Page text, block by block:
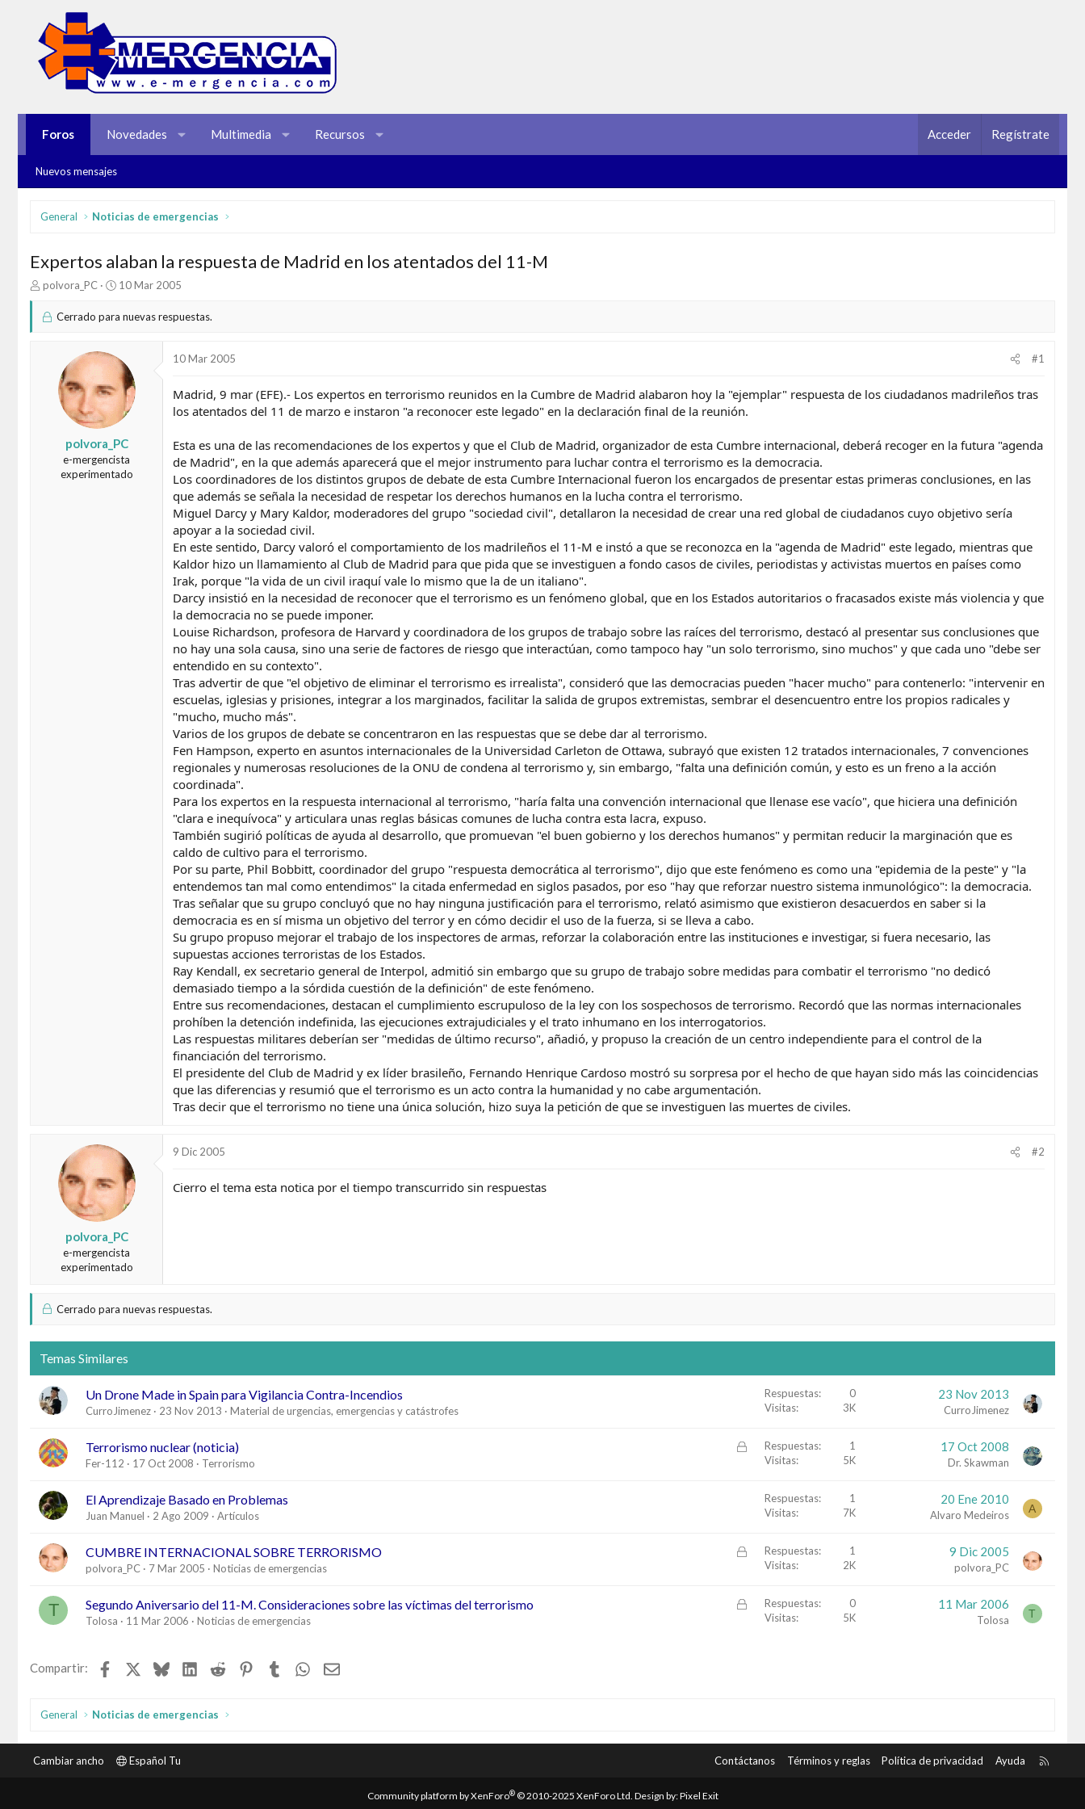
Foros Novedades Multimedia Recursos Acceder Regístrate
Nuevos mensajes
General Noticias de emergencias
Expertos alaban la respuesta de Madrid en los atentados del 11-M
I
i
polvora_PC
F
c
d
e
i
i
o
10 Mar 2005
Cerrado para nuevas respuestas.
polvora_PC
e-mergencista
experimentado
10 Mar 2005 #1
Madrid, 9 mar (EFE).- Los expertos en terrorismo reunidos en la Cumbre de Madrid alabaron hoy la "ejemplar" respuesta de los ciudadanos madrileños tras
los atentados del 11 de marzo e instaron "a reconocer este legado" en la declaración final de la reunión.
Esta es una de las recomendaciones de los expertos y que el Club de Madrid, organizador de esta Cumbre internacional, deberá recoger en la futura "agenda
de Madrid", en la que además aparecerá que el mejor instrumento para luchar contra el terrorismo es la democracia.
Los coordinadores de los distintos grupos de debate de esta Cumbre Internacional fueron los encargados de presentar estas primeras conclusiones, en las
que además se señala la necesidad de respetar los derechos humanos en la lucha contra el terrorismo.
Miguel Darcy y Mary Kaldor, moderadores del grupo "sociedad civil", detallaron la necesidad de crear una red global de ciudadanos cuyo objetivo sería
apoyar a la sociedad civil.
En este sentido, Darcy valoró el comportamiento de los madrileños el 11-M e instó a que se reconozca en la "agenda de Madrid" este legado, mientras que
Kaldor hizo un llamamiento al Club de Madrid para que pida que se investiguen a fondo casos de civiles, periodistas y activistas muertos en países como
Irak, porque "la vida de un civil iraquí vale lo mismo que la de un italiano".
Darcy insistió en la necesidad de reconocer que el terrorismo es un fenómeno global, que en los Estados autoritarios o fracasados existe más violencia y que
la democracia no se puede imponer.
Louise Richardson, profesora de Harvard y coordinadora de los grupos de trabajo sobre las raíces del terrorismo, destacó al presentar sus conclusiones que
no hay una sola causa, sino una serie de factores de riesgo que interactúan, como tampoco hay "un solo terrorismo, sino muchos" y que cada uno "debe ser
entendido en su contexto".
Tras advertir de que "el objetivo de eliminar el terrorismo es irrealista", consideró que las democracias pueden "hacer mucho" para contenerlo: "intervenir en
escuelas, iglesias y prisiones, integrar a los marginados, facilitar la salida de grupos extremistas, sembrar el desencuentro entre los propios radicales y
"mucho, mucho más".
Varios de los grupos de debate se concentraron en las respuestas que se debe dar al terrorismo.
Fen Hampson, experto en asuntos internacionales de la Universidad Carleton de Ottawa, subrayó que existen 12 tratados internacionales, 7 convenciones
regionales y numerosas resoluciones de la ONU de condena al terrorismo y, sin embargo, "falta una definición común, y esto es un freno a la acción
coordinada".
Para los expertos en la respuesta internacional al terrorismo, "haría falta una convención internacional que llenase ese vacío", que hiciera una definición
"clara e inequívoca" y articulara unas reglas básicas comunes de lucha contra esta lacra, expuso.
También sugirió políticas de ayuda al desarrollo, que promuevan "el buen gobierno y los derechos humanos" y permitan reducir la marginación que es
caldo de cultivo para el terrorismo.
Por su parte, Phil Bobbitt, coordinador del grupo "respuesta democrática al terrorismo", dijo que este fenómeno es como una "epidemia de la peste" y "la
entendemos tan mal como entendimos" la citada enfermedad en siglos pasados, por eso "hay que reforzar nuestro sistema inmunológico": la democracia.
Tras señalar que su grupo concluyó que no hay ninguna justificación para el terrorismo, relató asimismo que existieron desacuerdos en saber si la
democracia es en sí misma un objetivo del terror y en cómo decidir el uso de la fuerza, si se lleva a cabo.
Su grupo propuso mejorar el trabajo de los inspectores de armas, reforzar la colaboración entre las instituciones e investigar, si fuera necesario, las
supuestas acciones terroristas de los Estados.
Ray Kendall, ex secretario general de Interpol, admitió sin embargo que su grupo de trabajo sobre medidas para combatir el terrorismo "no dedicó
demasiado tiempo a la sórdida cuestión de la definición" de este fenómeno.
Entre sus recomendaciones, destacan el cumplimiento escrupuloso de la ley con los sospechosos de terrorismo. Recordó que las normas internacionales
prohíben la detención indefinida, las ejecuciones extrajudiciales y el trato inhumano en los interrogatorios.
Las respuestas militares deberían ser "medidas de último recurso", añadió, y propuso la creación de un centro independiente para el control de la
financiación del terrorismo.
El presidente del Club de Madrid y ex líder brasileño, Fernando Henrique Cardoso mostró su sorpresa por el hecho de que hayan sido más las coincidencias
que las diferencias y resumió que el terrorismo es un acto contra la humanidad y no cabe argumentación.
Tras decir que el terrorismo no tiene una única solución, hizo suya la petición de que se investiguen las muertes de civiles.
polvora_PC
e-mergencista
experimentado
9 Dic 2005 #2
Cierro el tema esta notica por el tiempo transcurrido sin respuestas
Cerrado para nuevas respuestas.
Temas Similares
Un Drone Made in Spain para Vigilancia Contra-Incendios
CurroJimenez 23 Nov 2013 Material de urgencias, emergencias y catástrofes
Respuestas
0
Visitas
3K
23 Nov 2013
CurroJimenez
C
Terrorismo nuclear (noticia)
Fer-112 17 Oct 2008 Terrorismo
Respuestas
1
Visitas
5K
17 Oct 2008
Dr. Skawman
El Aprendizaje Basado en Problemas
Juan Manuel 2 Ago 2009 Artículos
Respuestas
1
Visitas
7K
20 Ene 2010
Alvaro Medeiros A
C
r
CUMBRE INTERNACIONAL SOBRE TERRORISMO
polvora_PC 7 Mar 2005 Noticias de emergencias
Respuestas
1
Visitas
2K
9 Dic 2005
polvora_PC
T
C
Segundo Aniversario del 11-M. Consideraciones sobre las víctimas del terrorismo
Tolosa 11 Mar 2006 Noticias de emergencias
Respuestas
0
Visitas
5K
11 Mar 2006
Tolosa T
Compartir: Facebook BlueskyLinkedIn
Reddit Pinterest
Tumblr WhatsApp
Email
General Noticias de emergencias
Cambiar ancho Español Tu Contáctanos Términos y reglas Política de privacidad Ayuda
Community platform by XenForo® © 2010-2025 XenForo Ltd. Design by:Pixel Exit